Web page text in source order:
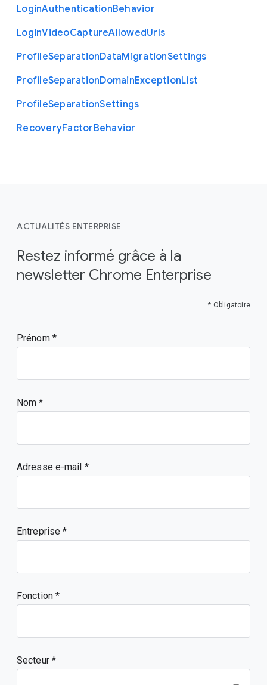
LoginAuthenticationBehavior
LoginVideoCaptureAllowedUrls
ProfileSeparationDataMigrationSettings
ProfileSeparationDomainExceptionList
ProfileSeparationSettings
RecoveryFactorBehavior
ACTUALITÉS ENTERPRISE
Restez informé grâce à la
newsletter Chrome Enterprise
* Obligatoire
Prénom
Nom
Adresse e-mail
Entreprise
Fonction
Secteur *